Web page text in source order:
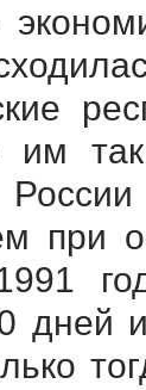
им
при
дней